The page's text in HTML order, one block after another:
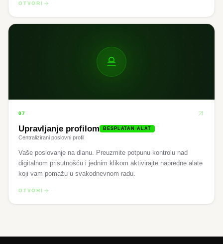
OTVORI
07
Upravljanje profilom BESPLATAN ALAT
Centralizirani poslovni profil
Vaše poslovanje na dlanu. Preuzmite potpunu kontrolu nad
digitalnom prisutnošću i jednim klikom aktivirajte napredne alate
koji vam pomažu u svakodnevnom radu.
OTVORI